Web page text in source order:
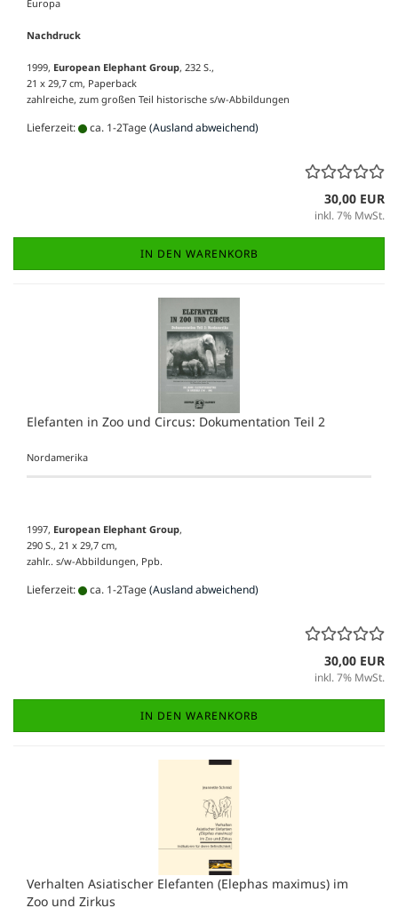
Europa
Nachdruck
1999, European Elephant Group, 232 S.,
21 x 29,7 cm, Paperback
zahlreiche, zum großen Teil historische s/w-Abbildungen
Lieferzeit: ca. 1-2Tage(Ausland abweichend)
30,00 EUR
inkl. 7% MwSt.
IN DEN WARENKORB
Elefanten in Zoo und Circus: Dokumentation Teil 2
Nordamerika
1997, European Elephant Group,
290 S., 21 x 29,7 cm,
zahlr.. s/w-Abbildungen, Ppb.
Lieferzeit: ca. 1-2Tage(Ausland abweichend)
30,00 EUR
inkl. 7% MwSt.
IN DEN WARENKORB
Verhalten Asiatischer Elefanten (Elephas maximus) im
Zoo und Zirkus